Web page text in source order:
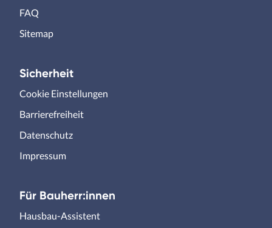
FAQ
Sitemap
Sicherheit
Cookie Einstellungen
Barrierefreiheit
Datenschutz
Impressum
Für Bauherr:innen
Hausbau-Assistent